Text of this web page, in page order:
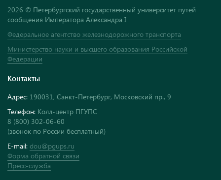
2026 © Петербургский государственный университет путей
сообщения Императора Александра I
Федеральное агентство железнодорожного транспорта
Министерство науки и высшего образования Российской
Федерации
Контакты
Адрес: 190031, Санкт-Петербург, Московский пр., 9
Телефон: Колл-центр ПГУПС
8 (800) 302-06-60
(звонок по России бесплатный)
E-mail: dou@pgups.ru
Форма обратной связи
Пресс-служба